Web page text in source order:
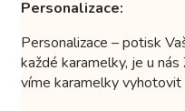
Personalizace:
Personalizace – potisk
každé karamelky, je u
víme karamelky vyhotovit